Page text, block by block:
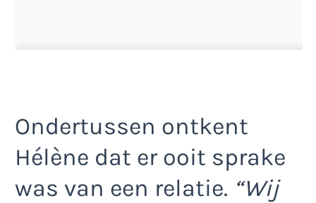
Ondertussen ontkent
Hélène dat er ooit sprake
was van een relatie. “Wij